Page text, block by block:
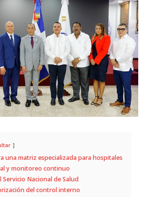
una matriz especializada para hospitales
y monitoreo continuo
Servicio Nacional de Salud
del control interno